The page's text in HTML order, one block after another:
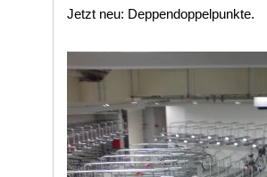
Jetzt neu: Deppendoppelpunkte.